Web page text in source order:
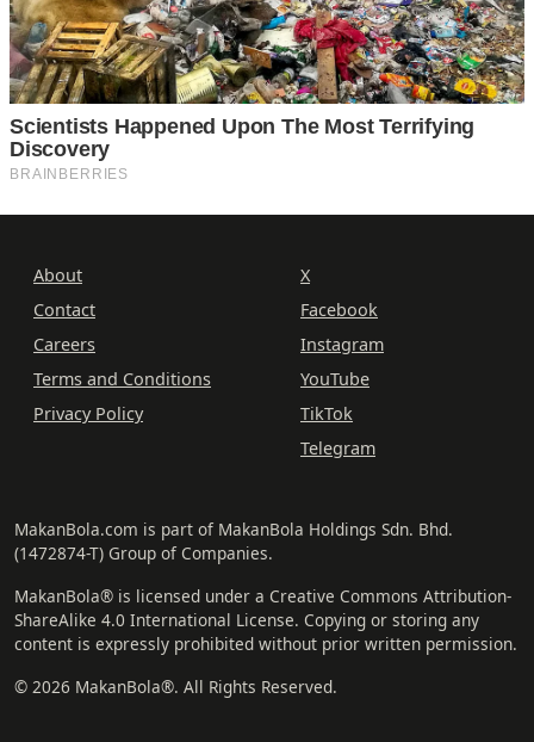
About
Contact
Careers
Terms and Conditions
Privacy Policy
X
Facebook
Instagram
YouTube
TikTok
Telegram
MakanBola.com is part of MakanBola Holdings Sdn. Bhd.
(1472874-T) Group of Companies.
MakanBola® is licensed under a Creative Commons Attribution-
ShareAlike 4.0 International License. Copying or storing any
content is expressly prohibited without prior written permission.
© 2026 MakanBola®. All Rights Reserved.